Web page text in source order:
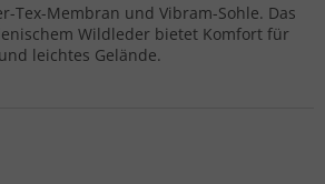
Tex-Membran und Vibram-Sohle. Das
Wildleder bietet Komfort für
leichtes Gelände.